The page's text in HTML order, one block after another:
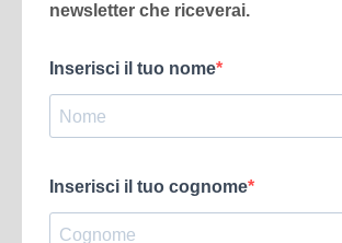
newsletter che riceverai.
Inserisci il tuo nome
Inserisci il tuo cognome